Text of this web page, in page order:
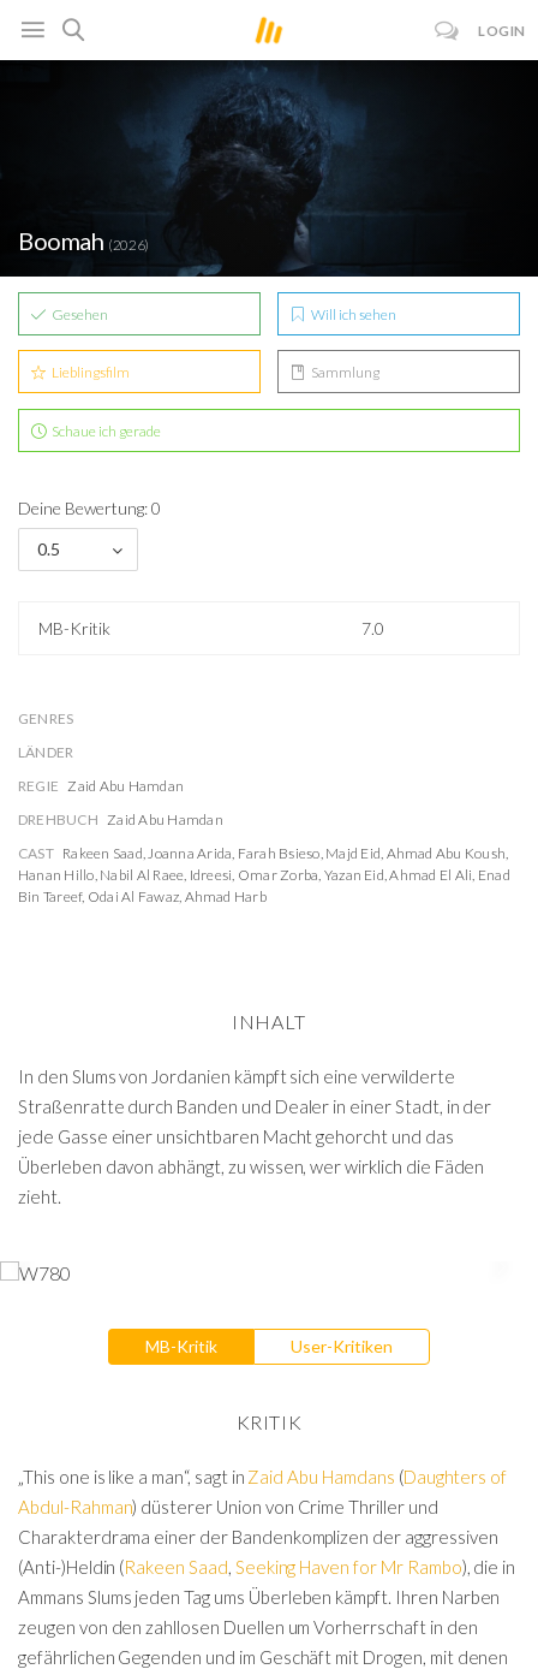
LOGIN
Boomah (2026)
Gesehen Will ich sehen
Lieblingsfilm Sammlung
Schaue ich gerade
Deine Bewertung: 0
0.5
MB-Kritik 7.0
GENRES
LÄNDER
REGIE Zaid Abu Hamdan
DREHBUCH Zaid Abu Hamdan
CAST Rakeen Saad,Joanna Arida, Farah Bsieso, Majd Eid, Ahmad Abu Koush,
Hanan Hillo, Nabil Al Raee, Idreesi, Omar Zorba, Yazan Eid,Ahmad El Ali, Enad
Bin Tareef, Odai Al Fawaz, Ahmad Harb
INHALT
In den Slums von Jordanien kämpft sich eine verwilderte
Straßenratte durch Banden und Dealer in einer Stadt, in der
jede Gasse einer unsichtbaren Macht gehorcht und das
Überleben davon abhängt, zu wissen, wer wirklich die Fäden
zieht.
MB-Kritik User-Kritiken
KRITIK
„This one is like a man“, sagt in Zaid Abu Hamdans (Daughters of
Abdul-Rahman) düsterer Union von Crime Thriller und
Charakterdrama einer der Bandenkomplizen der aggressiven
(Anti-)Heldin (Rakeen Saad Seeking Haven for Mr Rambo), die in
Ammans Slums jeden Tag ums Überleben kämpft. Ihren Narben
zeugen von den zahllosen Duellen um Vorherrschaft in den
gefährlichen Gegenden und im Geschäft mit Drogen, mit denen